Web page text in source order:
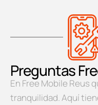
Preguntas
En Free Mobile Reus
tranquilidad. Aquí